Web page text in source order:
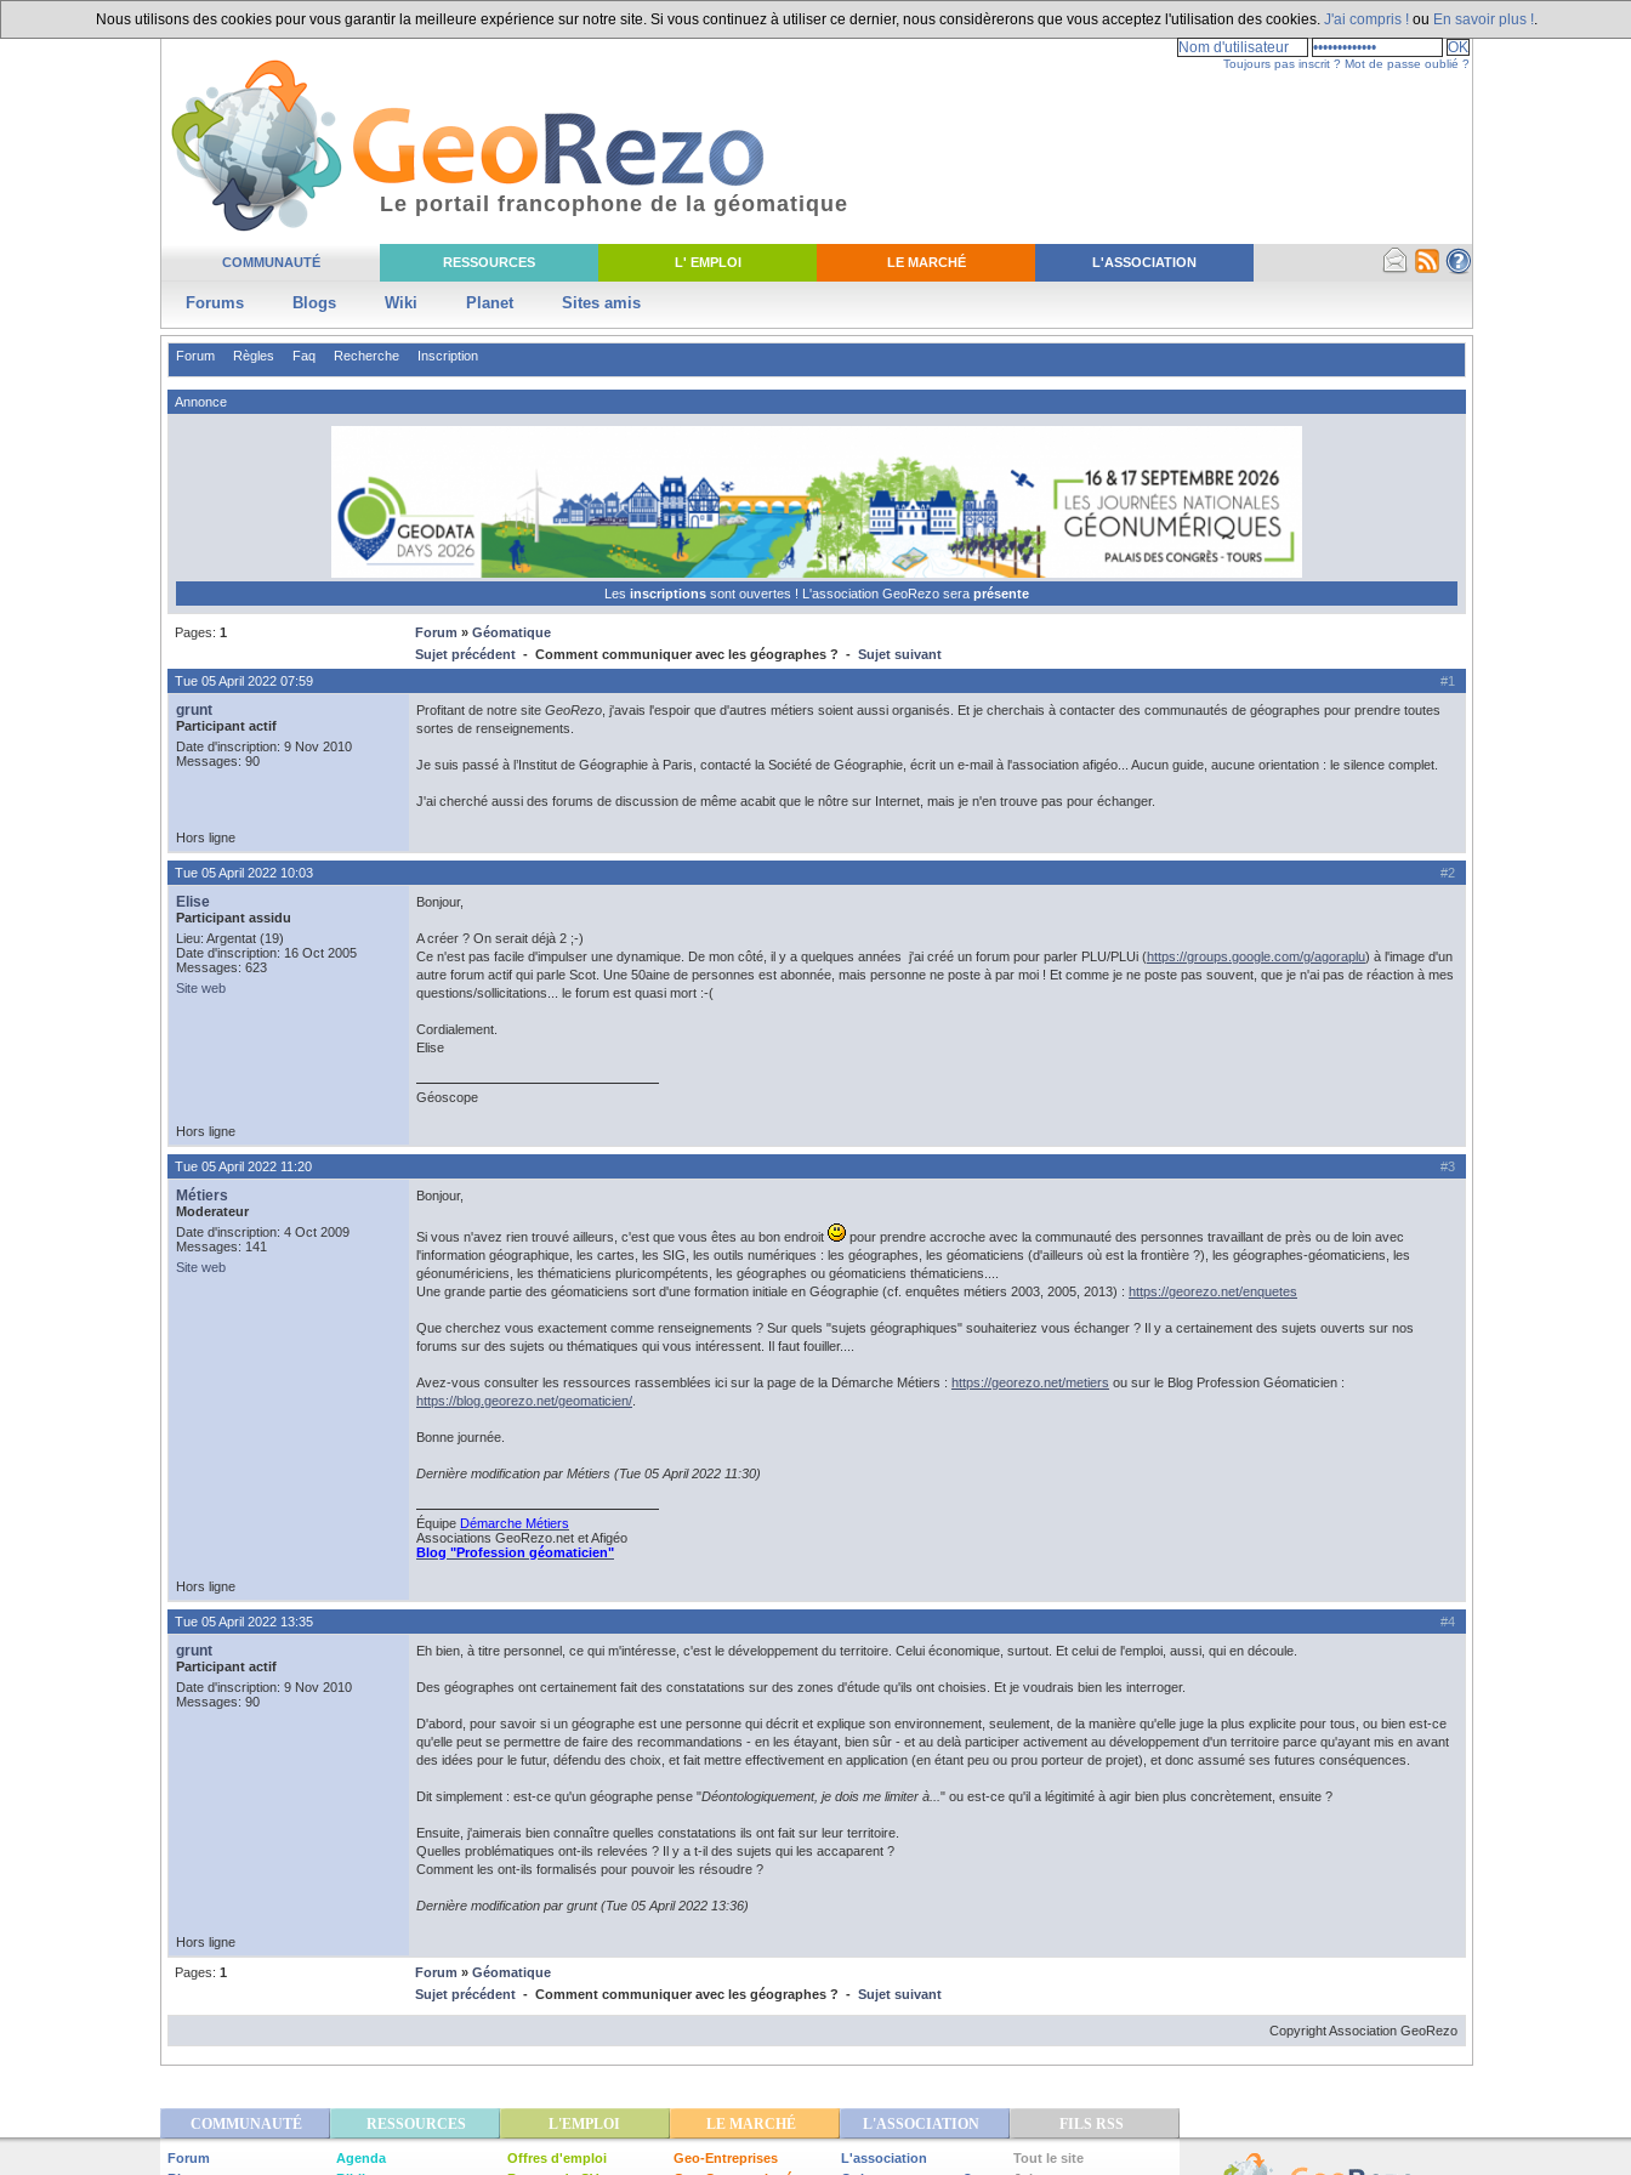
Nous utilisons des cookies pour vous garantir la meilleure expérience sur notre site. Si vous continuez à utiliser ce dernier, nous considèrerons que vous acceptez l'utilisation des cookies. J'ai compris ! ou En savoir plus !
COMMUNAUTÉ RESSOURCES L' EMPLOI LE MARCHÉ L'ASSOCIATION
Forums Blogs Wiki Planet Sites amis
Le portail francophone de la géomatique
Toujours pas inscrit ? Mot de passe oublié ?
Forum Règles Faq Recherche Inscription
Annonce
Les inscriptions sont ouvertes ! L'association GeoRezo sera présente
Pages: 1 Forum » Géomatique
Sujet précédent - Comment communiquer avec les géographes ? - Sujet suivant
#1
Tue 05 April 2022 07:59
grunt
Participant actif
Date d'inscription: 9 Nov 2010
Messages: 90
Profitant de notre site GeoRezo , j'avais l'espoir que d'autres métiers soient aussi organisés. Et je cherchais à contacter des communautés de géographes pour prendre toutes
sortes de renseignements.
Je suis passé à l’Institut de Géographie à Paris, contacté la Société de Géographie, écrit un e-mail à l'association afigéo... Aucun guide, aucune orientation : le silence complet.
J'ai cherché aussi des forums de discussion de même acabit que le nôtre sur Internet, mais je n'en trouve pas pour échanger.
Hors ligne
#2
Tue 05 April 2022 10:03
Elise
Participant assidu
Lieu: Argentat (19)
Date d'inscription: 16 Oct 2005
Messages: 623
Site web
Bonjour,
A créer ? On serait déjà 2 ;-)
Ce n'est pas facile d'impulser une dynamique. De mon côté, il y a quelques années j'ai créé un forum pour parler PLU/PLUi (https://groups.google.com/g/agoraplu) à l'image d'un
autre forum actif qui parle Scot. Une 50aine de personnes est abonnée, mais personne ne poste à par moi ! Et comme je ne poste pas souvent, que je n'ai pas de réaction à mes
questions/sollicitations... le forum est quasi mort :-(
Cordialement.
Elise
Géoscope
Hors ligne
#3
Tue 05 April 2022 11:20
Métiers
Moderateur
Date d'inscription: 4 Oct 2009
Messages: 141
Site web
Bonjour,
Si vous n'avez rien trouvé ailleurs, c'est que vous êtes au bon endroit
pour prendre accroche avec la communauté des personnes travaillant de près ou de loin avec
l'information géographique, les cartes, les SIG, les outils numériques : les géographes, les géomaticiens (d'ailleurs où est la frontière ?), les géographes-géomaticiens, les
géonumériciens, les thématiciens pluricompétents, les géographes ou géomaticiens thématiciens....
Une grande partie des géomaticiens sort d'une formation initiale en Géographie (cf. enquêtes métiers 2003, 2005, 2013) : https://georezo.net/enquetes
Que cherchez vous exactement comme renseignements ? Sur quels "sujets géographiques" souhaiteriez vous échanger ? Il y a certainement des sujets ouverts sur nos
forums sur des sujets ou thématiques qui vous intéressent. Il faut fouiller....
Avez-vous consulter les ressources rassemblées ici sur la page de la Démarche Métiers : https://georezo.net/metiers ou sur le Blog Profession Géomaticien :
https://blog.georezo.net/geomaticien/
Bonne journée.
Dernière modification par Métiers (Tue 05 April 2022 11:30)
Équipe Démarche Métiers
Associations GeoRezo.net et Afigéo
Blog "Profession géomaticien"
Hors ligne
#4
Tue 05 April 2022 13:35
grunt
Participant actif
Date d'inscription: 9 Nov 2010
Messages: 90
Eh bien, à titre personnel, ce qui m'intéresse, c'est le développement du territoire. Celui économique, surtout. Et celui de l'emploi, aussi, qui en découle.
Des géographes ont certainement fait des constatations sur des zones d'étude qu'ils ont choisies. Et je voudrais bien les interroger.
D'abord, pour savoir si un géographe est une personne qui décrit et explique son environnement, seulement, de la manière qu'elle juge la plus explicite pour tous, ou bien est-ce
qu'elle peut se permettre de faire des recommandations - en les étayant, bien sûr - et au delà participer activement au développement d'un territoire parce qu'ayant mis en avant
des idées pour le futur, défendu des choix, et fait mettre effectivement en application (en étant peu ou prou porteur de projet), et donc assumé ses futures conséquences.
Dit simplement : est-ce qu'un géographe pense "Déontologiquement, je dois me limiter à... " ou est-ce qu'il a légitimité à agir bien plus concrètement, ensuite ?
Ensuite, j'aimerais bien connaître quelles constatations ils ont fait sur leur territoire.
Quelles problématiques ont-ils relevées ? Il y a t-il des sujets qui les accaparent ?
Comment les ont-ils formalisés pour pouvoir les résoudre ?
Dernière modification par grunt (Tue 05 April 2022 13:36)
Hors ligne
Pages: 1 Forum » Géomatique
Sujet précédent - Comment communiquer avec les géographes ? - Sujet suivant
Copyright Association GeoRezo
COMMUNAUTÉ RESSOURCES L'EMPLOI LE MARCHÉ L'ASSOCIATION FILS RSS
Forum
Agenda
Offres d'emploi
Geo-Entreprises
L'association
Tout le site